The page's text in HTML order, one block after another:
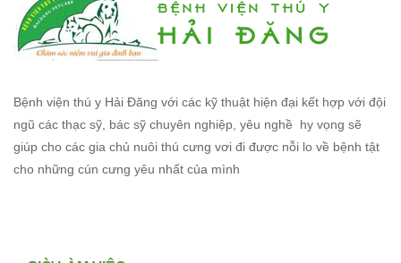
Bệnh viện thú y Hải Đăng với các kỹ thuật hiện đại kết hợp với đội
ngũ các thạc sỹ, bác sỹ chuyên nghiệp, yêu nghề hy vọng sẽ
giúp cho các gia chủ nuôi thú cưng vơi đi được nỗi lo về bệnh tật
cho những cún cưng yêu nhất của mình